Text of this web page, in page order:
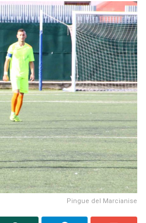
Pingue del Marcianise